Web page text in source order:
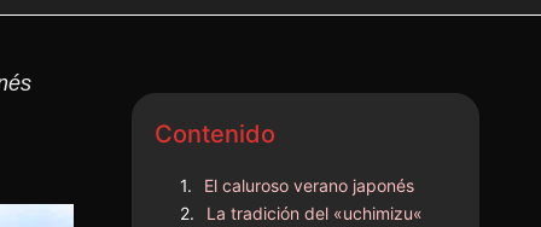
Contenido
El caluroso verano japonés
La tradición del «uchimizu«